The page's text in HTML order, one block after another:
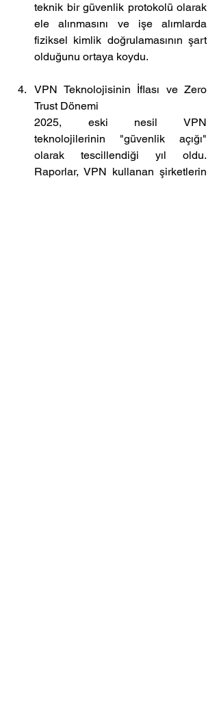
teknik bir güvenlik protokolü olarak
ele alınmasını ve işe alımlarda
fiziksel kimlik doğrulamasının şart
olduğunu ortaya koydu.
VPN Teknolojisinin İflası ve Zero
Trust Dönemi
2025, eski nesil VPN
teknolojilerinin "güvenlik açığı"
olarak tescillendiği yıl oldu.
Raporlar, VPN kullanan şirketlerin